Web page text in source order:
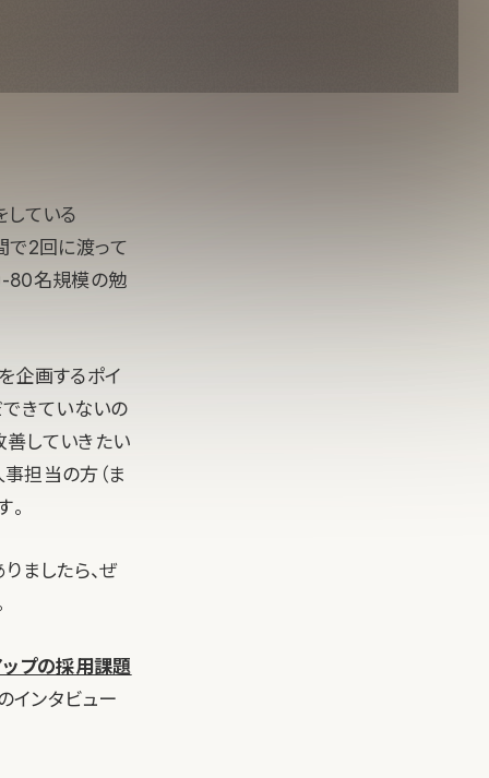
している
2回に渡って
80名規模の勉
企画するポイ
できていないの
善していきたい
担当の方（ま
ましたら、ぜ
ップの採用課題
インタビュー